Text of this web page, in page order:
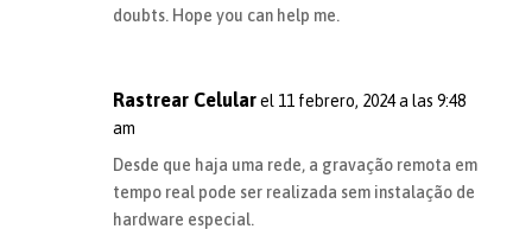
doubts. Hope you can help me.
Rastrear Celular el 11 febrero, 2024 a las 9:48
am
Desde que haja uma rede, a gravação remota em
tempo real pode ser realizada sem instalação de
hardware especial.